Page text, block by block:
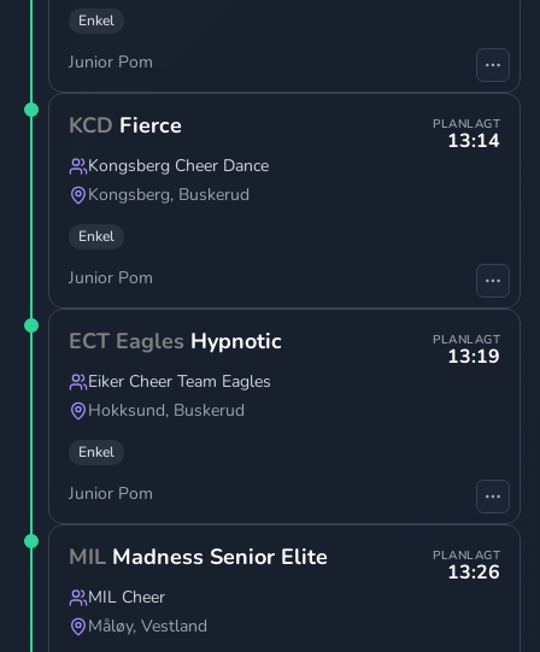
Enkel
Junior Pom
PLANLAGT
13:14
KCD Fierce
Kongsberg Cheer Dance
Kongsberg, Buskerud
Enkel
Junior Pom
PLANLAGT
13:19
ECT Eagles Hypnotic
Eiker Cheer Team Eagles
Hokksund, Buskerud
Enkel
Junior Pom
PLANLAGT
13:26
MIL Madness Senior Elite
MIL Cheer
Måløy, Vestland